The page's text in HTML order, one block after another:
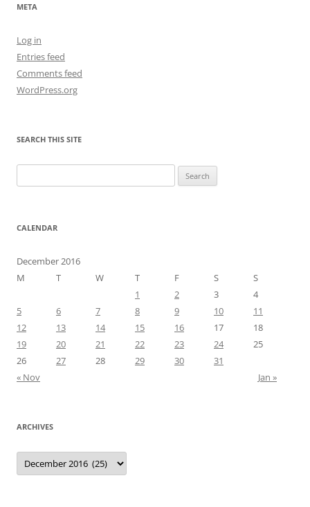
META
Log in
Entries feed
Comments feed
WordPress.org
SEARCH THIS SITE
for:
CALENDAR
December 2016
M
T W T F S
S
1
2 3
4
5
6 7 8 9 10
11
12
13 14 15 16 17
18
19
20 21 22 23 24
25
26
27 28 29 30
31
« Nov
Jan »
ARCHIVES
Archives